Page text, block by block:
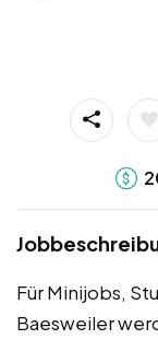
Für Minijobs,
Baesweiler